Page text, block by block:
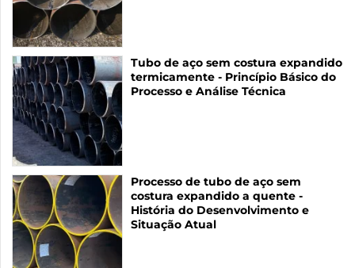
Tubo de aço sem costura expandido
termicamente - Princípio Básico do
Processo e Análise Técnica
Processo de tubo de aço sem
costura expandido a quente -
História do Desenvolvimento e
Situação Atual